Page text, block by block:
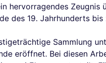
hervorragendes Zeugnis
des 19. Jahrhunderts
Sammlung
eröffnet. Bei diesen